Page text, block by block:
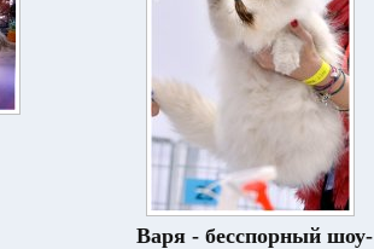
Варя - бесспорный шоу-